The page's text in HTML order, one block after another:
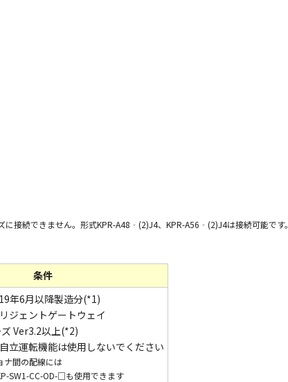
に接続できません。形式KPR-A48‐(2)J4、KPR-A56‐(2)J4は接続可能です。
条件
年6月以降製造分(*1)
ジェントゲートウェイ
Ver3.2以上(*2)
立運転機能は使用しないでください
ナ間の配線には
SW1-CC-OD-□も使用できます